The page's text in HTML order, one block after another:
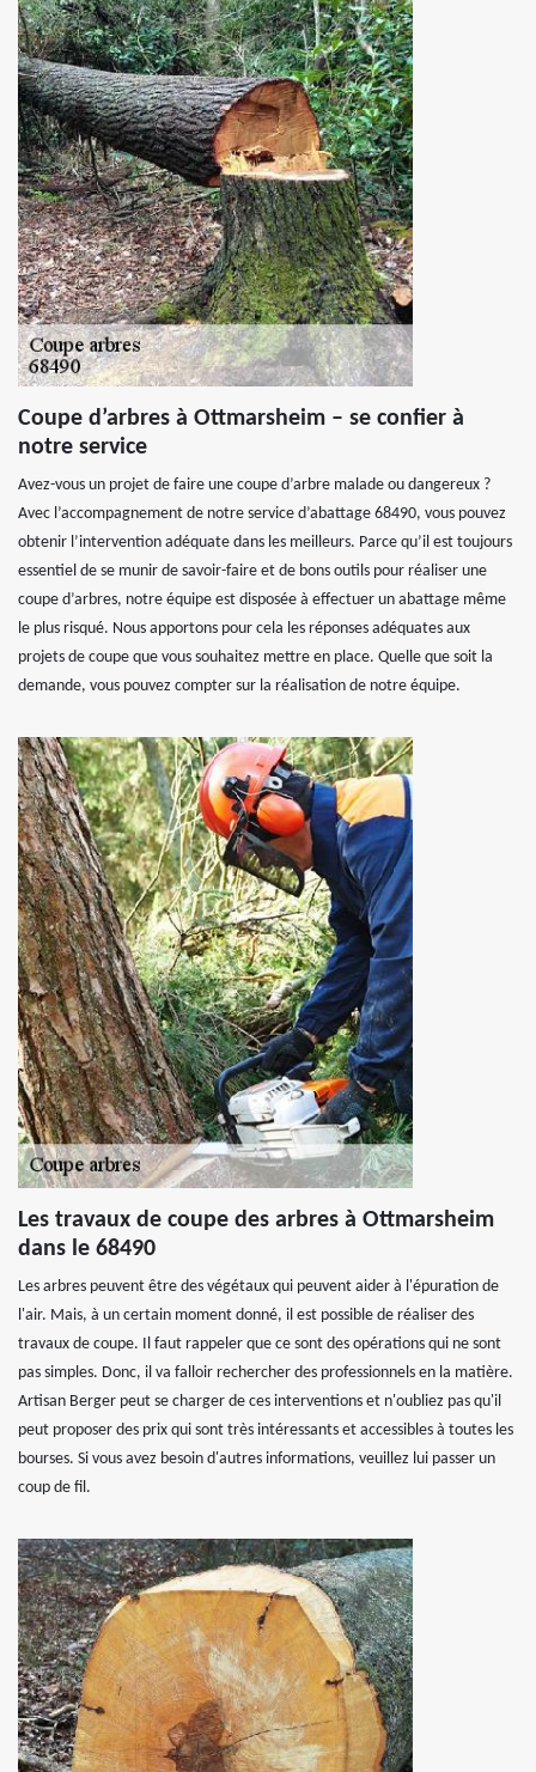
Coupe d’arbres à Ottmarsheim – se confier à
notre service
Avez-vous un projet de faire une coupe d’arbre malade ou dangereux ?
Avec l’accompagnement de notre service d’abattage 68490, vous pouvez
obtenir l’intervention adéquate dans les meilleurs. Parce qu’il est toujours
essentiel de se munir de savoir-faire et de bons outils pour réaliser une
coupe d’arbres, notre équipe est disposée à effectuer un abattage même
le plus risqué. Nous apportons pour cela les réponses adéquates aux
projets de coupe que vous souhaitez mettre en place. Quelle que soit la
demande, vous pouvez compter sur la réalisation de notre équipe.
Les travaux de coupe des arbres à Ottmarsheim
dans le 68490
Les arbres peuvent être des végétaux qui peuvent aider à l'épuration de
l'air. Mais, à un certain moment donné, il est possible de réaliser des
travaux de coupe. Il faut rappeler que ce sont des opérations qui ne sont
pas simples. Donc, il va falloir rechercher des professionnels en la matière.
Artisan Berger peut se charger de ces interventions et n'oubliez pas qu'il
peut proposer des prix qui sont très intéressants et accessibles à toutes les
bourses. Si vous avez besoin d'autres informations, veuillez lui passer un
coup de fil.